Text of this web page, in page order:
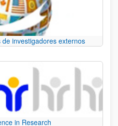
investigadores externos
in Research